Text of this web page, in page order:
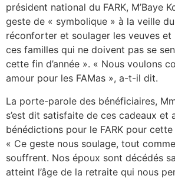
président national du FARK, M’Baye
geste de « symbolique » à la veille
réconforter et soulager les veuves et
ces familles qui ne doivent pas se
cette fin d’année ». « Nous voulons
amour pour les FAMas », a-t-il dit.
La porte-parole des bénéficiaires,
s’est dit satisfaite de ces cadeaux et
bénédictions pour le FARK pour
« Ce geste nous soulage, tout
souffrent. Nos époux sont décédés
atteint l’âge de la retraite qui nous